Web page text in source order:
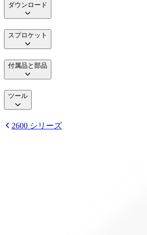
ダウンロード
スプロケット
付属品と部品
ツール
2600 シリーズ